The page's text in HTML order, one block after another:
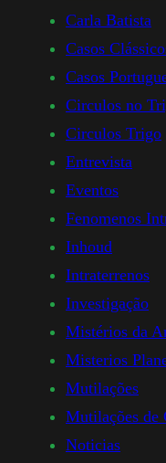
Carla Batista
Casos
Casos
Circulos no
Circulos Trigo
Entrevista
Eventos
Fenomenos
Inhoud
Intraterrenos
Investigação
Mistérios da
Misterios
Mutilações
Mutilações de
Noticias